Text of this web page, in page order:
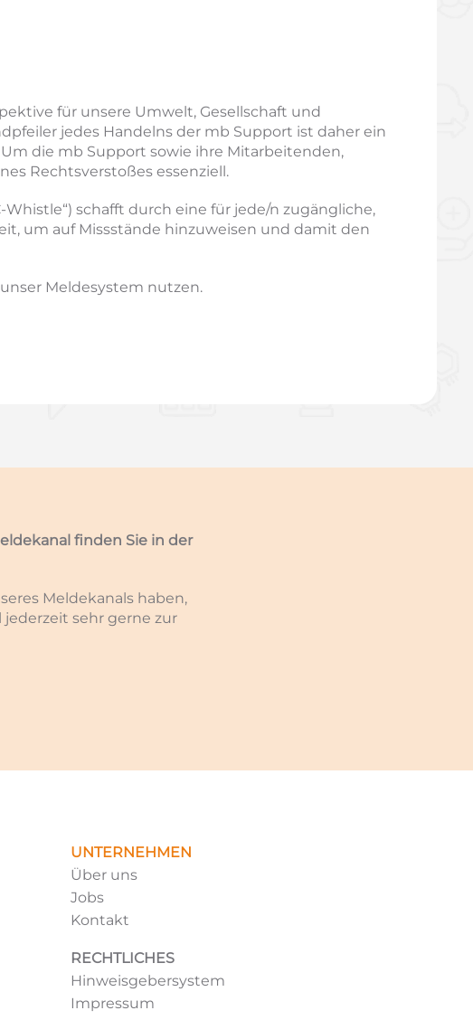
für unsere Umwelt, Gesellschaft und
jedes Handelns der mb Support ist daher ein
die mb Support sowie ihre Mitarbeitenden,
Rechtsverstoßes essenziell.
Whistle“) schafft durch eine für jede/n zugängliche,
um auf Missstände hinzuweisen und damit den
Meldesystem nutzen.
finden Sie in der
Meldekanals haben,
sehr gerne zur
UNTERNEHMEN
Über uns
Jobs
Kontakt
RECHTLICHES
Hinweisgebersystem
Impressum